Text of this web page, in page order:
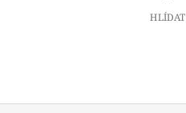
HLÍDAT